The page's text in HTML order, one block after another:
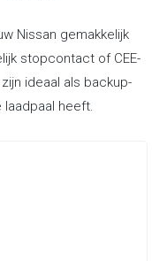
Nissan gemakkelijk
stopcontact of CEE-
ideaal als backup-
heeft.